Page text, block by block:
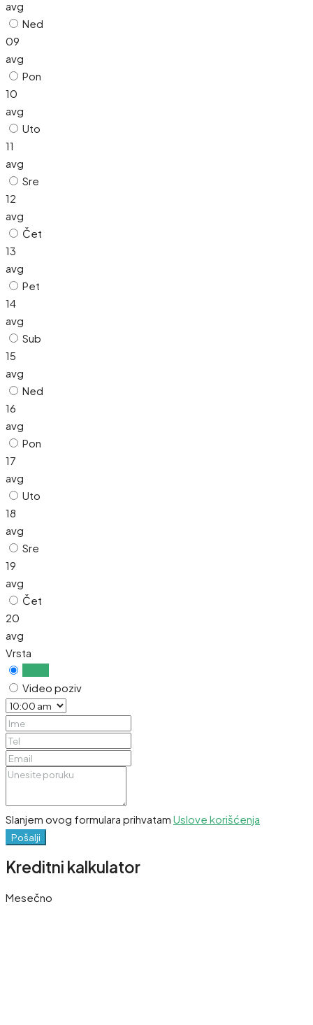
avg
Ned
09
avg
Pon
10
avg
Uto
11
avg
Sre
12
avg
Čet
13
avg
Pet
14
avg
Sub
15
avg
Ned
16
avg
Pon
17
avg
Uto
18
avg
Sre
19
avg
Čet
20
avg
Vrsta
Video poziv
Slanjem ovog formulara prihvatam Uslove korišćenja
Pošalji
Kreditni kalkulator
Mesečno